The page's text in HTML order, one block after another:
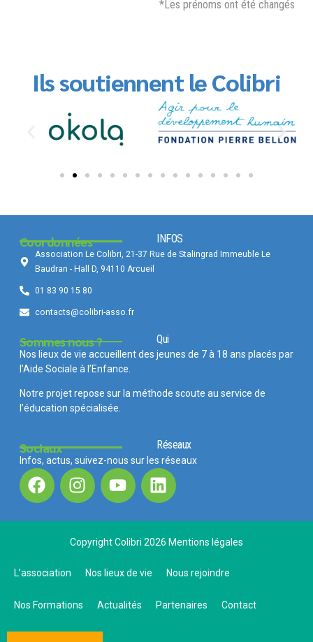
*Les prénoms ont été changés
Ils soutiennent le Colibri
INFOS
Coordonnées
Association Le Colibri, 21-37 Rue de Stalingrad Immeuble Le
Baudran - Hall D, 94110 Arcueil
01 83 90 15 80
contacts@colibri-asso.fr
Qui
Sommes nous ?
Nos lieux de vie accueillent des jeunes de 7 à 18 ans placés par
l’Aide Sociale à l’Enfance.
Notre projet repose sur la méthode scoute au service de
l’éducation spécialisée.
Réseaux
Sociaux
Infos, actus, suivez-nous sur les réseaux
Copyright Colibri 2026 Mentions légales
L’association Nos lieux de vie Nous rejoindre
Nos Formations Actualités Partenaires Contact